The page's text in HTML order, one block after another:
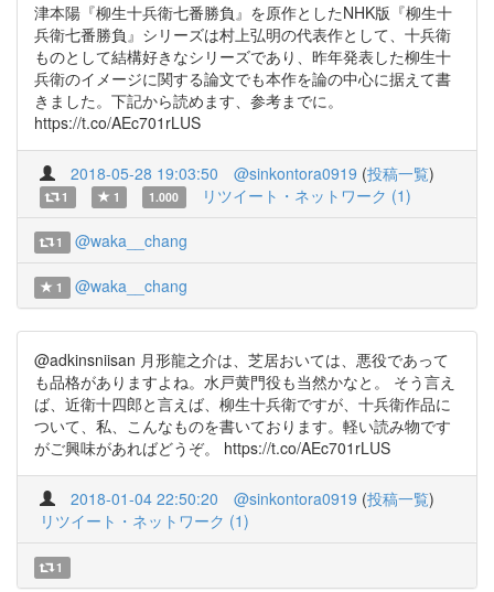
津本陽『柳生十兵衛七番勝負』を原作としたNHK版『柳生十
兵衛七番勝負』シリーズは村上弘明の代表作として、十兵衛
ものとして結構好きなシリーズであり、昨年発表した柳生十
兵衛のイメージに関する論文でも本作を論の中心に据えて書
きました。下記から読めます、参考までに。
https://t.co/AEc701rLUS
2018-05-28 19:03:50 @sinkontora0919 (投稿一覧)
1 1 1.000 リツイート・ネットワーク (1)
1 @waka__chang
1 @waka__chang
@adkinsniisan 月形龍之介は、芝居おいては、悪役であって
も品格がありますよね。水戸黄門役も当然かなと。 そう言え
ば、近衛十四郎と言えば、柳生十兵衛ですが、十兵衛作品に
ついて、私、こんなものを書いております。軽い読み物です
がご興味があればどうぞ。 https://t.co/AEc701rLUS
2018-01-04 22:50:20 @sinkontora0919 (投稿一覧)
リツイート・ネットワーク (1)
1